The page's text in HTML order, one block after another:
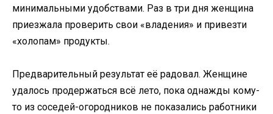
минимальными удобствами. Раз в три дня женщина
приезжала проверить свои «владения» и привезти
«холопам» продукты.
Предварительный результат её радовал. Женщине
удалось продержаться всё лето, пока однажды кому-
то из соседей-огородников не показались работники